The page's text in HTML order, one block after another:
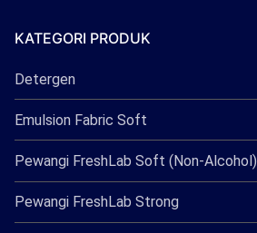
KATEGORI PRODUK
Detergen
Emulsion Fabric Soft
Pewangi FreshLab Soft (Non-Alcohol)
Pewangi FreshLab Strong